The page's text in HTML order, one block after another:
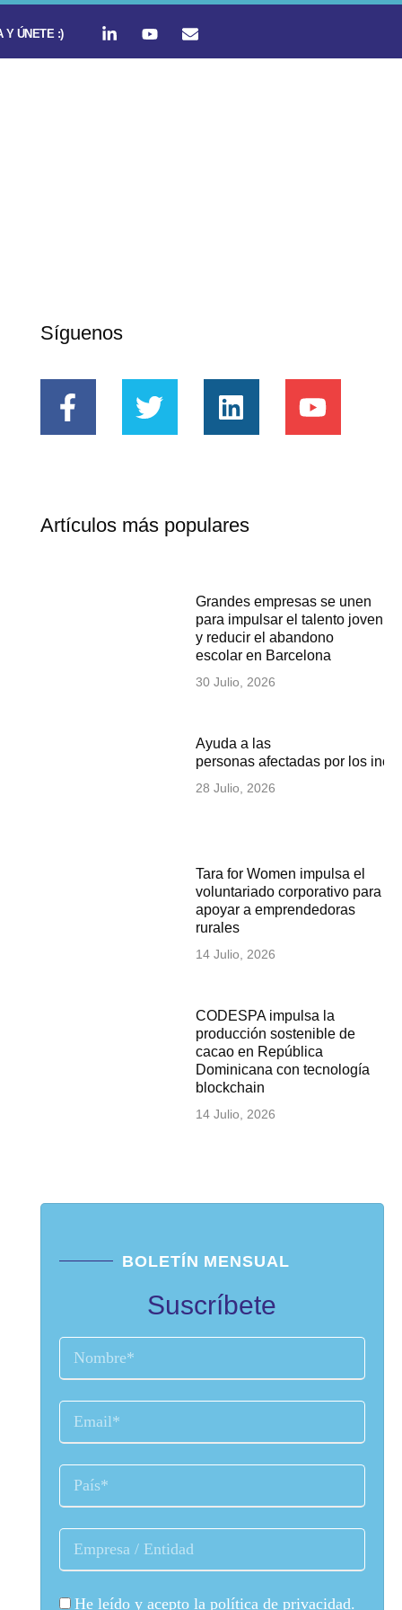
Y ÚNETE :)
Síguenos
Artículos más populares
Grandes empresas se unen
para impulsar el talento joven
y reducir el abandono
escolar en Barcelona
30 Julio, 2026
Ayuda a las
personas afectadas por los
28 Julio, 2026
Tara for Women impulsa el
voluntariado corporativo para
apoyar a emprendedoras
rurales
14 Julio, 2026
CODESPA impulsa la
producción sostenible de
cacao en República
Dominicana con tecnología
blockchain
14 Julio, 2026
BOLETÍN MENSUAL
Suscríbete
He leído y acepto la política de privacidad.